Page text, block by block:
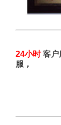
24小时客户
服，